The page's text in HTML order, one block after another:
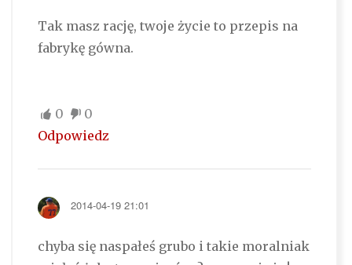
Tak masz rację, twoje życie to przepis na
fabrykę gówna.
0
0
Odpowiedz
2014-04-19 21:01
chyba się naspałeś grubo i takie moralniak